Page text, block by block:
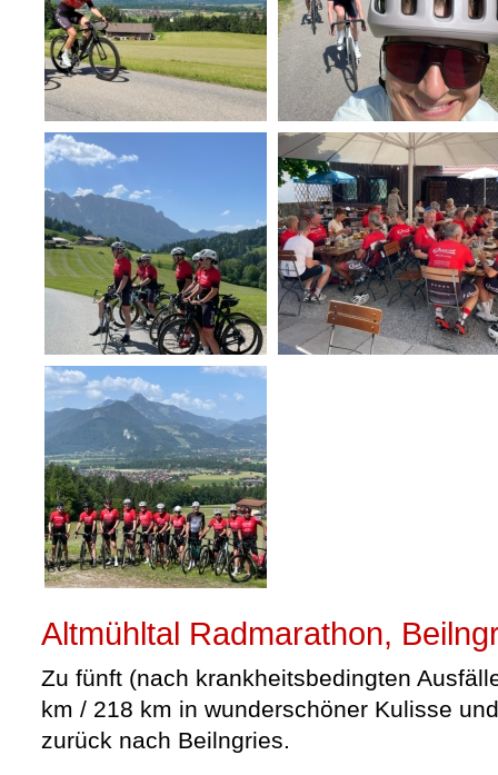
Altmühltal Radmarathon,
Zu fünft (nach krankheitsbedingten
km / 218 km in wunderschöner Kulisse
zurück nach Beilngries.